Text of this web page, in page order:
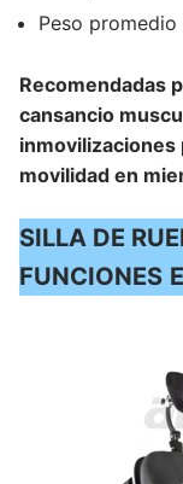
Peso
Recomendadas
cansancio
inmovilizaciones
movilidad en
SILLA DE
FUNCIONES